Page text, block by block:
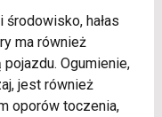
hałas
ma również
Ogumienie,
jest również
oporów toczenia,